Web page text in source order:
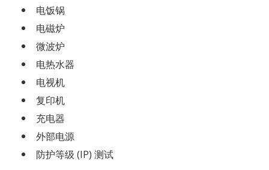
电饭锅
电磁炉
微波炉
电热水器
电视机
复印机
充电器
外部电源
防护等级 (IP) 测试